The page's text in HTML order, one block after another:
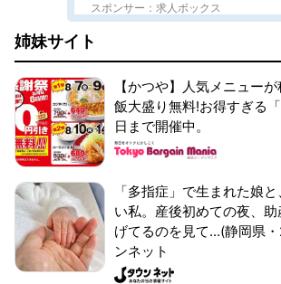
スポンサー：求人ボックス
姉妹サイト
【かつや】人気メニュー
飯大盛り無料!お得すぎる
日まで開催中。
「多指症」で生まれた娘
い私。産後初めての夜、
げてるのを見て...(静岡県
ンネット